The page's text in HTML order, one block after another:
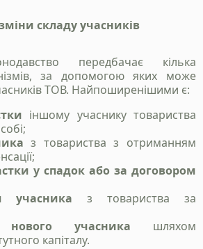
складу учасників
передбачає кілька
за допомогою яких може
ТОВ. Найпоширенішими є:
іншому учаснику товариства
з товариства з отриманням
у спадок або за договором
учасника з товариства за
нового учасника шляхом
капіталу.